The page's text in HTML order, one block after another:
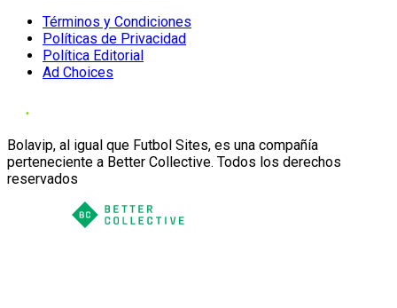
Términos y Condiciones
Políticas de Privacidad
Política Editorial
Ad Choices
Bolavip, al igual que Futbol Sites, es una compañía
perteneciente a Better Collective. Todos los derechos
reservados